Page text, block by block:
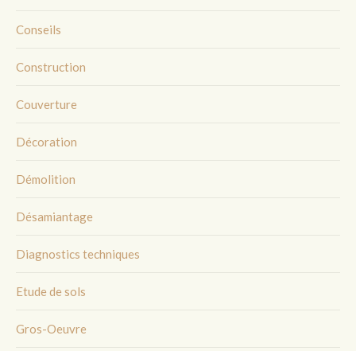
Conseils
Construction
Couverture
Décoration
Démolition
Désamiantage
Diagnostics techniques
Etude de sols
Gros-Oeuvre